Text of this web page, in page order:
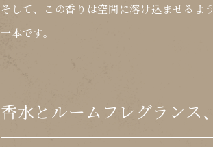
そして、この香りは空間に溶け込ませるよ
一本です。
香水とルームフレグランス